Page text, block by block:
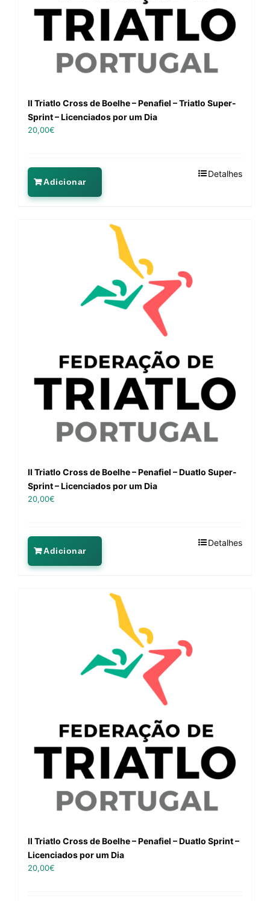
II Triatlo Cross de Boelhe – Penafiel – Triatlo Super-
Sprint – Licenciados por um Dia
20,00€
Adicionar
Detalhes
II Triatlo Cross de Boelhe – Penafiel – Duatlo Super-
Sprint – Licenciados por um Dia
20,00€
Adicionar
Detalhes
II Triatlo Cross de Boelhe – Penafiel – Duatlo Sprint –
Licenciados por um Dia
20,00€